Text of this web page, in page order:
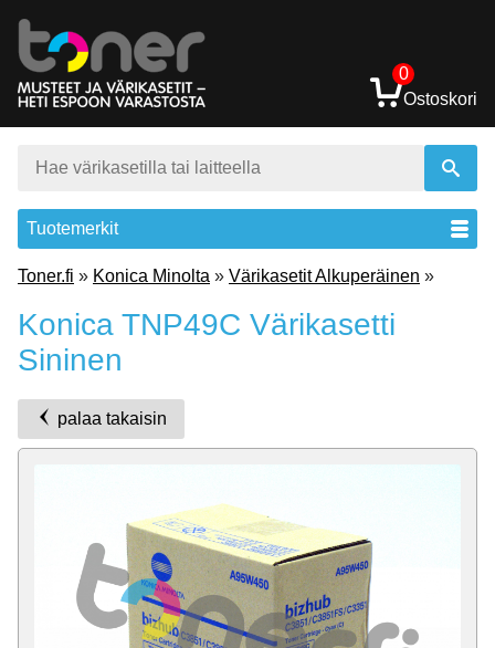
0
Ostoskori
Tuotemerkit
Toner.fi » Konica Minolta » Värikasetit Alkuperäinen »
Konica TNP49C Värikasetti
Sininen
palaa takaisin